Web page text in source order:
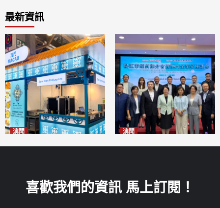
最新資訊
澳聞 澳聞
喜歡我們的資訊 馬上訂閱！